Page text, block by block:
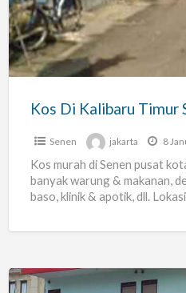
Timur
Senen
Jakarta
Pusat
Senen jakarta 8
Kos murah di Senen pusat
banyak warung & makanan,
baso, klinik & apotik, dll.